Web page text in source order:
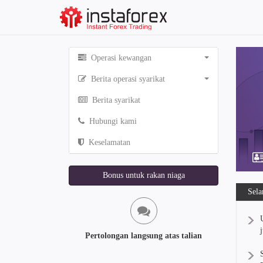
Operasi kewangan
Berita operasi syarikat
Berita syarikat
Hubungi kami
Keselamatan
Bonus untuk rakan niaga
Pertolongan langsung atas talian